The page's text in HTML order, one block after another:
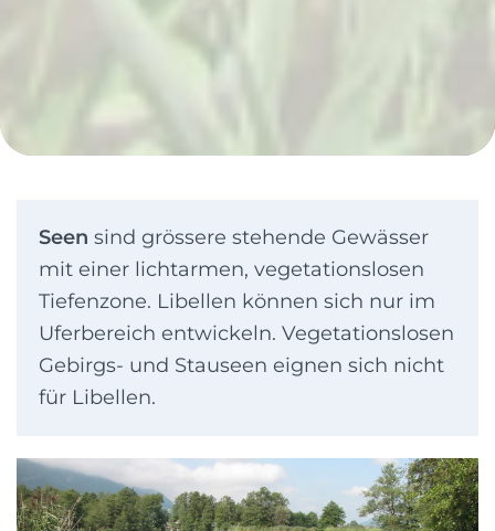
Seen sind grössere stehende Gewässer
mit einer lichtarmen, vegetationslosen
Tiefenzone. Libellen können sich nur im
Uferbereich entwickeln. Vegetationslosen
Gebirgs- und Stauseen eignen sich nicht
für Libellen.